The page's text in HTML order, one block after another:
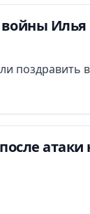
поздравить